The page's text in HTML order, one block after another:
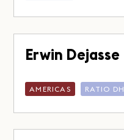
Erwin Dejasse
AMERICAS RATIO DH